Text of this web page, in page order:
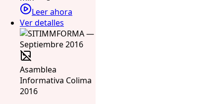
Leer ahora
Ver detalles
Asamblea
Informativa Colima
2016